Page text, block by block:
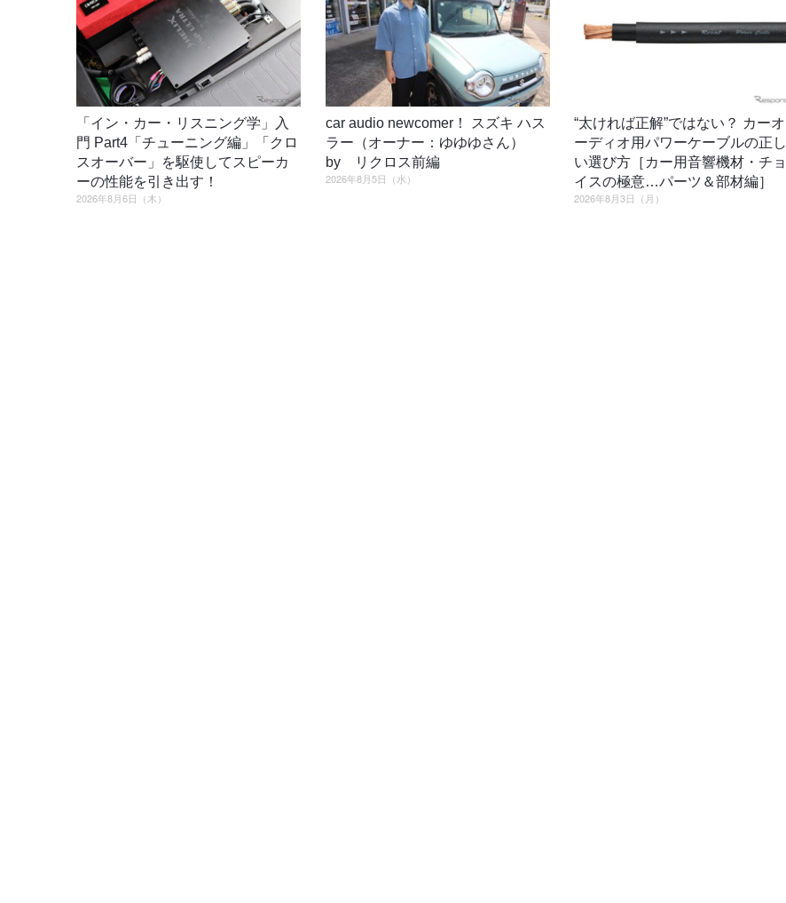
「イン・カー・リスニング学」入
門 Part4「チューニング編」「クロ
スオーバー」を駆使してスピーカ
ーの性能を引き出す！
2026年8月6日（木）
car audio newcomer！ スズキ ハス
ラー（オーナー：ゆゆゆさん）
by リクロス前編
2026年8月5日（水）
“太ければ正解”ではない？ カーオ
ーディオ用パワーケーブルの正し
い選び方［カー用音響機材・チョ
イスの極意…パーツ＆部材編］
2026年8月3日（月）